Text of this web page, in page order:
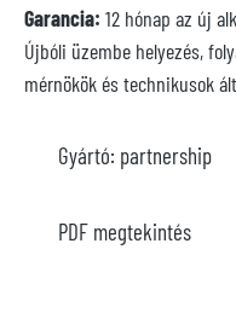
Garancia: 12 hónap az új
Újbóli üzembe helyezés,
mérnökök és technikusok
Gyártó: partnership
PDF megtekintés